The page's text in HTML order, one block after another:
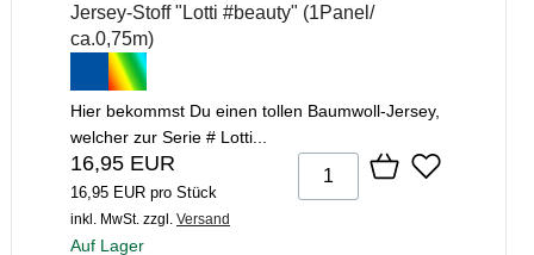
Jersey-Stoff "Lotti #beauty" (1Panel/
ca.0,75m)
Hier bekommst Du einen tollen Baumwoll-Jersey,
welcher zur Serie # Lotti...
16,95 EUR
16,95 EUR pro Stück
inkl. MwSt. zzgl. Versand
Auf Lager